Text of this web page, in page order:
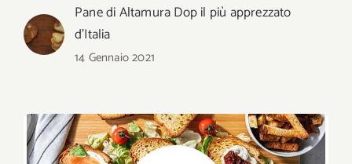
Pane di Altamura Dop il più apprezzato
d’Italia
14 Gennaio 2021